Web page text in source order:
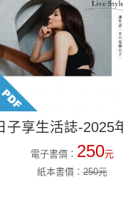
子享生活誌-2025
電子書價： 250元
紙本書價：250元